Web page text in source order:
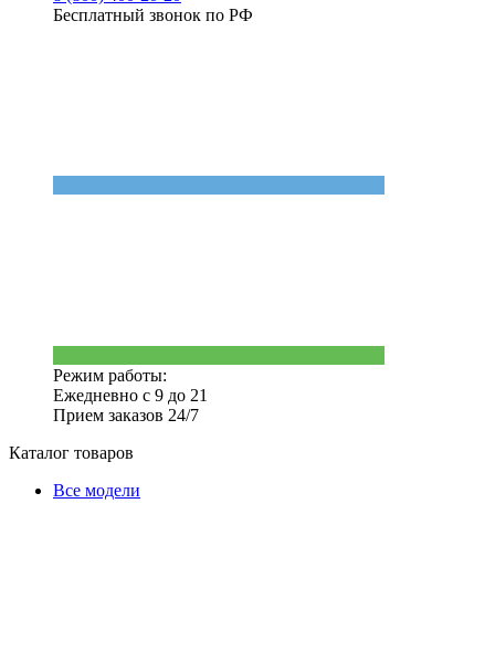
Бесплатный звонок по РФ
Режим работы:
Ежедневно с 9 до 21
Прием заказов 24/7
Каталог товаров
Все модели